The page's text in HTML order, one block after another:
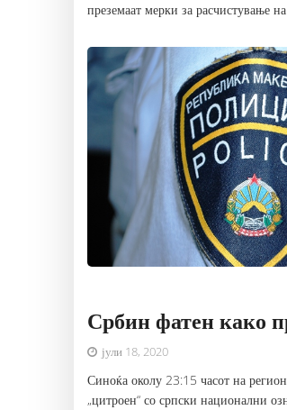
преземаат мерки за расчистување
Србин фатен како
јули 18, 2020
Синоќа околу 23:15 часот на
„цитроен“ со српски национални